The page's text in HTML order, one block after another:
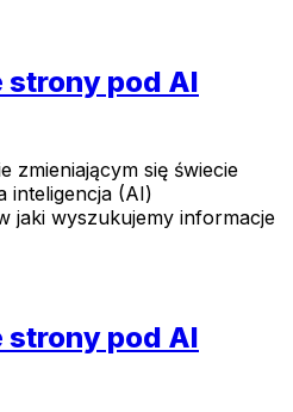
pod AI
zmieniającym się świecie
inteligencja (AI)
jaki wyszukujemy informacje
pod AI